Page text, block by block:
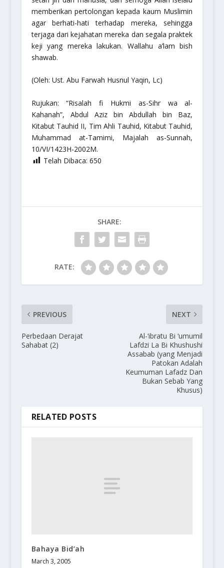
memberikan pertolongan kepada kaum Muslimin
agar berhati-hati terhadap mereka, sehingga
terjaga dari kejahatan mereka dan segala praktek
keji yang mereka lakukan. Wallahu a’lam bish
shawab.
(Oleh: Ust. Abu Farwah Husnul Yaqin, Lc)
Rujukan: “Risalah fi Hukmi as-Sihr wa al-
Kahanah”, Abdul Aziz bin Abdullah bin Baz,
Kitabut Tauhid II, Tim Ahli Tauhid, Kitabut Tauhid,
Muhammad at-Tamimi, Majalah as-Sunnah,
10/VI/1423H-2002M.
Telah Dibaca: 650
SHARE:
RATE:
PREVIOUS
Perbedaan Derajat
Sahabat (2)
NEXT
Al-‘ibratu Bi ‘umumil
Lafdzi La Bi Khushushi
Assabab (yang Menjadi
Patokan Adalah
Keumuman Lafadz Dan
Bukan Sebab Yang
Khusus)
RELATED POSTS
Bahaya Bid’ah
March 3, 2005